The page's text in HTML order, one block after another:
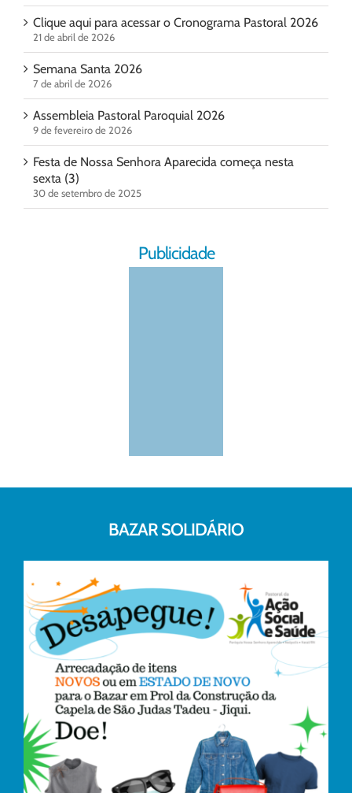
Clique aqui para acessar o Cronograma Pastoral 2026
21 de abril de 2026
Semana Santa 2026
7 de abril de 2026
Assembleia Pastoral Paroquial 2026
9 de fevereiro de 2026
Festa de Nossa Senhora Aparecida começa nesta
sexta (3)
30 de setembro de 2025
Publicidade
BAZAR SOLIDÁRIO